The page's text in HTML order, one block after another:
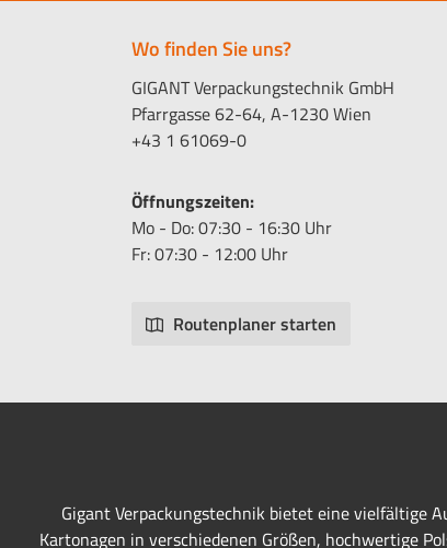
Wo finden Sie uns?
GIGANT Verpackungstechnik GmbH
Pfarrgasse 62-64, A-1230 Wien
+43 1 61069-0
Öffnungszeiten:
Mo - Do: 07:30 - 16:30 Uhr
Fr: 07:30 - 12:00 Uhr
Routenplaner starten
Gigant Verpackungstechnik bietet eine vielfältige
Kartonagen in verschiedenen Größen, hochwertige